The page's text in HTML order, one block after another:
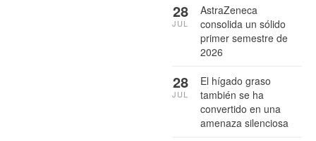
AstraZeneca
consolida un sólido
primer semestre de
2026
28
JUL
El hígado graso
también se ha
convertido en una
amenaza silenciosa
28
JUL